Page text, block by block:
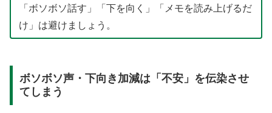
「ボソボソ話す」「下を向く」「メモを読み上げるだ
け」は避けましょう。
ボソボソ声・下向き加減は「不安」を伝染させ
てしまう